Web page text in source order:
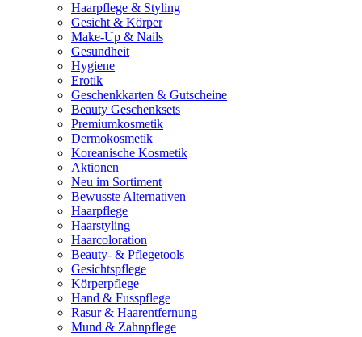
Haarpflege & Styling
Gesicht & Körper
Make-Up & Nails
Gesundheit
Hygiene
Erotik
Geschenkkarten & Gutscheine
Beauty Geschenksets
Premiumkosmetik
Dermokosmetik
Koreanische Kosmetik
Aktionen
Neu im Sortiment
Bewusste Alternativen
Haarpflege
Haarstyling
Haarcoloration
Beauty- & Pflegetools
Gesichtspflege
Körperpflege
Hand & Fusspflege
Rasur & Haarentfernung
Mund & Zahnpflege